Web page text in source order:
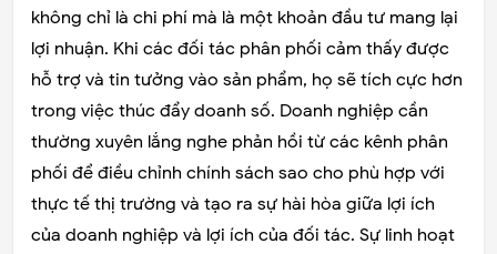
không chỉ là chi phí mà là một khoản đầu tư mang lại
lợi nhuận. Khi các đối tác phân phối cảm thấy được
hỗ trợ và tin tưởng vào sản phẩm, họ sẽ tích cực hơn
trong việc thúc đẩy doanh số. Doanh nghiệp cần
thường xuyên lắng nghe phản hồi từ các kênh phân
phối để điều chỉnh chính sách sao cho phù hợp với
thực tế thị trường và tạo ra sự hài hòa giữa lợi ích
của doanh nghiệp và lợi ích của đối tác. Sự linh hoạt